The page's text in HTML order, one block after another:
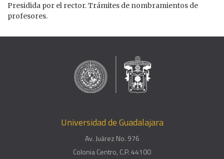
Presidida por el rector. Trámites de nombramientos de
profesores.
Universidad de Guadalajara
Av. Juárez No. 976
Colonia Centro, C.P. 44100